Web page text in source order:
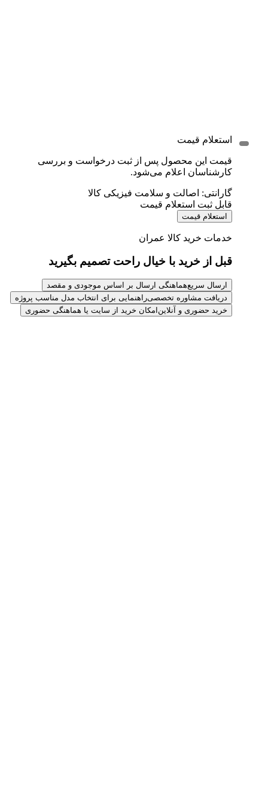
استعلام قیمت
قیمت این محصول پس از ثبت درخواست و بررسی
کارشناسان اعلام می‌شود.
گارانتی: اصالت و سلامت فیزیکی کالا
قابل ثبت استعلام قیمت
استعلام قیمت
خدمات خرید کالا عمران
قبل از خرید با خیال راحت تصمیم بگیرید
ارسال سریعهماهنگی ارسال بر اساس موجودی و مقصد
دریافت مشاوره تخصصیراهنمایی برای انتخاب مدل مناسب پروژه
خرید حضوری و آنلاین امکان خرید از سایت یا هماهنگی حضوری